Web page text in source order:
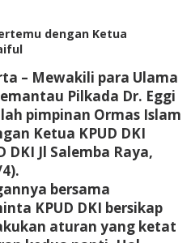
dengan Ketua
– Mewakili para Ulama
Pilkada Dr. Eggi
pimpinan Ormas Islam
Ketua KPUD DKI
DKI Jl Salemba Raya,
bersama
KPUD DKI bersikap
aturan yang ketat